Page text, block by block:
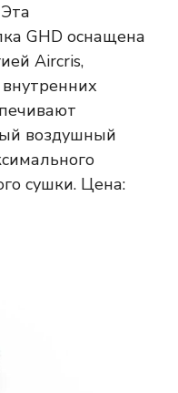
GHD оснащена
Aircris,
воздушный
сушки. Цена: